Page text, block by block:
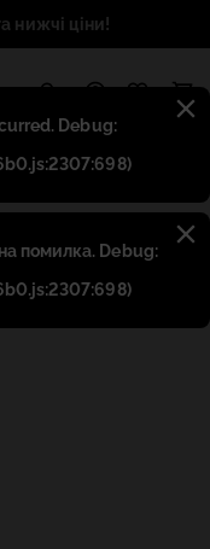
Debug:
помилка. Debug:
нижчі ціни!